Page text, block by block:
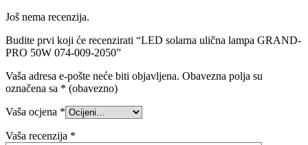
Još nema recenzija.
Budite prvi koji će recenzirati “LED solarna ulična lampa GRAND-
PRO 50W 074-009-2050”
Vaša adresa e-pošte neće biti objavljena. Obavezna polja su
označena sa * (obavezno)
Vaša ocjena *
Vaša recenzija *